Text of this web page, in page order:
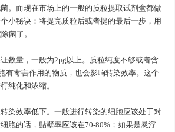
。而现在市场上的一般的质粒提取试剂盒都做
小秘诀：将提完质粒后或者提的最后一步，用
菌了。
数量，一般为2μg以上。质粒纯度不够或者含
有毒害作用的物质，也会影响转染效率。这个
纯化和浓缩。
染效率低下。一般进行转染的细胞应该处于对
胞的话，贴壁率应该在70-80%；如果是悬浮